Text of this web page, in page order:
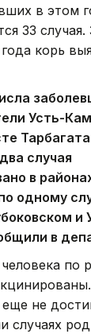
в этом
33 случая.
корь
Усть-
случая
в
одному
и
в
по
не
случаях